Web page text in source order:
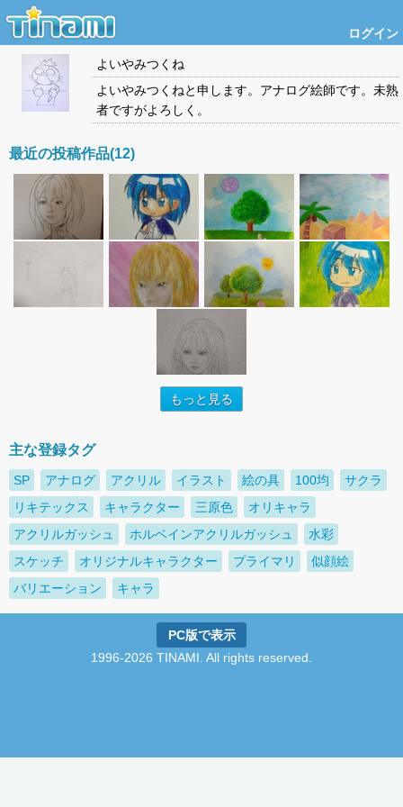
ログイン
よいやみつくね
よいやみつくねと申します。アナログ絵師です。未熟
者ですがよろしく。
最近の投稿作品(12)
もっと見る
主な登録タグ
SP アナログ アクリル イラスト 絵の具 100均
サクラ
リキテックス
キャラクター 三原色
オリキャラ
アクリルガッシュ
ホルベインアクリルガッシュ
水彩
スケッチ
オリジナルキャラクター プライマリ
似顔絵
バリエーション
キャラ
PC版で表示
1996-2026 TINAMI. All rights reserved.